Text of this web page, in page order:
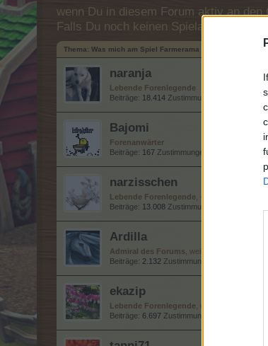
wenn Du in diesem Forum aktiv an
Falls Du noch keinen Spielaccount
Thema: Was mich am Spiel Farmerama stört...3
naranja
Lebende Forenlegende
Beiträge: 18.414 Zustimmungen:
Bajomi
Forenanwärter
Beiträge: 167 Zustimmungen: Punkte für
narzisschen
Lebende Forenlegende , <
Beiträge: 13.008 Zustimmungen:
Ardilla
Admiral des Forums , weiblich, <
Beiträge: 2.132 Zustimmungen:
ekazip
Lebende Forenlegende , weiblich
Beiträge: 6.697 Zustimmungen: